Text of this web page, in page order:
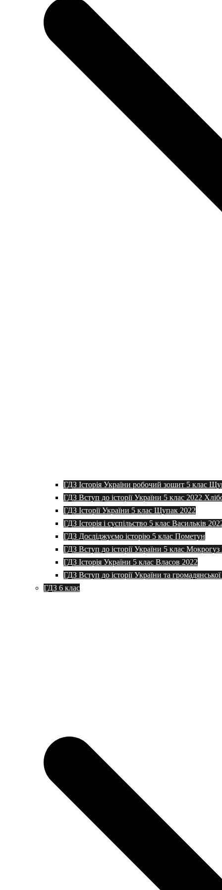
ГДЗ Історія України робочий зошит 5 клас
ГДЗ Вступ до історії України 5 клас 2022
ГДЗ Історії України 5 клас Щупак 2022
ГДЗ Історія і суспільство 5 клас Васильків
ГДЗ Досліджуємо історію 5 клас Пометун
ГДЗ Вступ до історії України 5 клас Мокрогуз
ГДЗ Історія України 5 клас Власов 2022
ГДЗ Вступ до історії України та
ГДЗ 6 клас